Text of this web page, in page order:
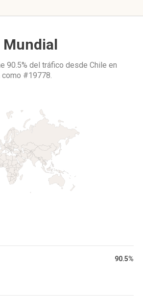
90.5% del tráfico desde Chile en
como #19778.
90.5%